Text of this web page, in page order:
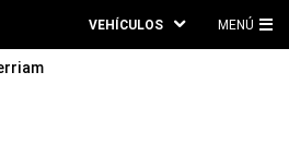
VEHÍCULOS MENÚ